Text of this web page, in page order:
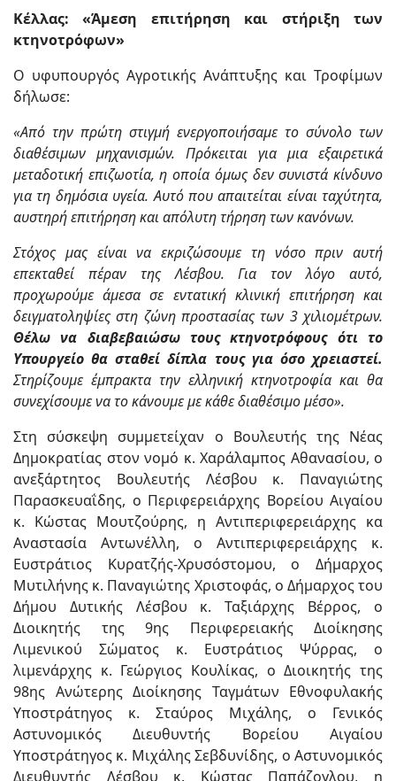
Κέλλας: «Άμεση επιτήρηση και στήριξη των
κτηνοτρόφων»
Ο υφυπουργός Αγροτικής Ανάπτυξης και Τροφίμων
δήλωσε:
«Από την πρώτη στιγμή ενεργοποιήσαμε το σύνολο των
διαθέσιμων μηχανισμών. Πρόκειται για μια εξαιρετικά
μεταδοτική επιζωοτία, η οποία όμως δεν συνιστά κίνδυνο
για τη δημόσια υγεία. Αυτό που απαιτείται είναι ταχύτητα,
αυστηρή επιτήρηση και απόλυτη τήρηση των κανόνων.
Στόχος μας είναι να εκριζώσουμε τη νόσο πριν αυτή
επεκταθεί πέραν της Λέσβου. Για τον λόγο αυτό,
προχωρούμε άμεσα σε εντατική κλινική επιτήρηση και
δειγματοληψίες στη ζώνη προστασίας των 3 χιλιομέτρων.
Θέλω να διαβεβαιώσω τους κτηνοτρόφους ότι το
Υπουργείο θα σταθεί δίπλα τους για όσο χρειαστεί.
Στηρίζουμε έμπρακτα την ελληνική κτηνοτροφία και θα
συνεχίσουμε να το κάνουμε με κάθε διαθέσιμο μέσο».
Στη σύσκεψη συμμετείχαν ο Βουλευτής της Νέας
Δημοκρατίας στον νομό κ. Χαράλαμπος Αθανασίου, ο
ανεξάρτητος Βουλευτής Λέσβου κ. Παναγιώτης
Παρασκευαΐδης, ο Περιφερειάρχης Βορείου Αιγαίου
κ. Κώστας Μουτζούρης, η Αντιπεριφερειάρχης κα
Αναστασία Αντωνέλλη, ο Αντιπεριφερειάρχης κ.
Ευστράτιος Κυρατζής-Χρυσόστομου, ο Δήμαρχος
Μυτιλήνης κ. Παναγιώτης Χριστοφάς, ο Δήμαρχος του
Δήμου Δυτικής Λέσβου κ. Ταξιάρχης Βέρρος, ο
Διοικητής της 9ης Περιφερειακής Διοίκησης
Λιμενικού Σώματος κ. Ευστράτιος Ψύρρας, ο
λιμενάρχης κ. Γεώργιος Κουλίκας, ο Διοικητής της
98ης Ανώτερης Διοίκησης Ταγμάτων Εθνοφυλακής
Υποστράτηγος κ. Σταύρος Μιχάλης, ο Γενικός
Αστυνομικός Διευθυντής Βορείου Αιγαίου
Υποστράτηγος κ. Μιχάλης Σεβδυνίδης, ο Αστυνομικός
Διευθυντής Λέσβου κ. Κώστας Παπάζογλου, η